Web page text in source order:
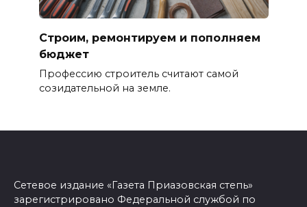
Строим, ремонтируем и пополняем
бюджет
Профессию строитель считают самой
созидательной на земле.
Сетевое издание «Газета Приазовская степь»
зарегистрировано Федеральной службой по